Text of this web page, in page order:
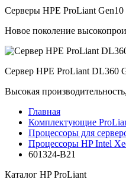
Серверы HPE ProLiant Gen10
Новое поколение
Сервер HPE ProLiant DL360
Высокая
Главная
Комплектующие
Процессоры для
Процессоры HP Intel
601324-B21
Каталог HP ProLiant